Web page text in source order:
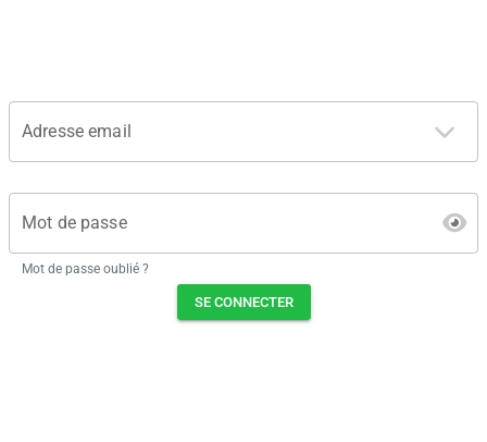
Adresse email
Mot de passe
Mot de passe oublié ?
SE CONNECTER